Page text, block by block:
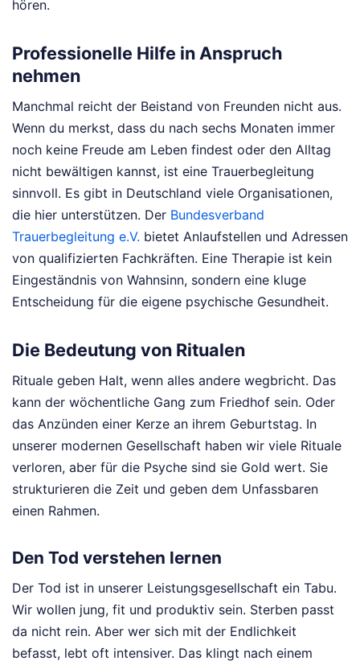
hören.
Professionelle Hilfe in Anspruch
nehmen
Manchmal reicht der Beistand von Freunden nicht aus.
Wenn du merkst, dass du nach sechs Monaten immer
noch keine Freude am Leben findest oder den Alltag
nicht bewältigen kannst, ist eine Trauerbegleitung
sinnvoll. Es gibt in Deutschland viele Organisationen,
die hier unterstützen. Der Bundesverband
Trauerbegleitung e.V. bietet Anlaufstellen und Adressen
von qualifizierten Fachkräften. Eine Therapie ist kein
Eingeständnis von Wahnsinn, sondern eine kluge
Entscheidung für die eigene psychische Gesundheit.
Die Bedeutung von Ritualen
Rituale geben Halt, wenn alles andere wegbricht. Das
kann der wöchentliche Gang zum Friedhof sein. Oder
das Anzünden einer Kerze an ihrem Geburtstag. In
unserer modernen Gesellschaft haben wir viele Rituale
verloren, aber für die Psyche sind sie Gold wert. Sie
strukturieren die Zeit und geben dem Unfassbaren
einen Rahmen.
Den Tod verstehen lernen
Der Tod ist in unserer Leistungsgesellschaft ein Tabu.
Wir wollen jung, fit und produktiv sein. Sterben passt
da nicht rein. Aber wer sich mit der Endlichkeit
befasst, lebt oft intensiver. Das klingt nach einem